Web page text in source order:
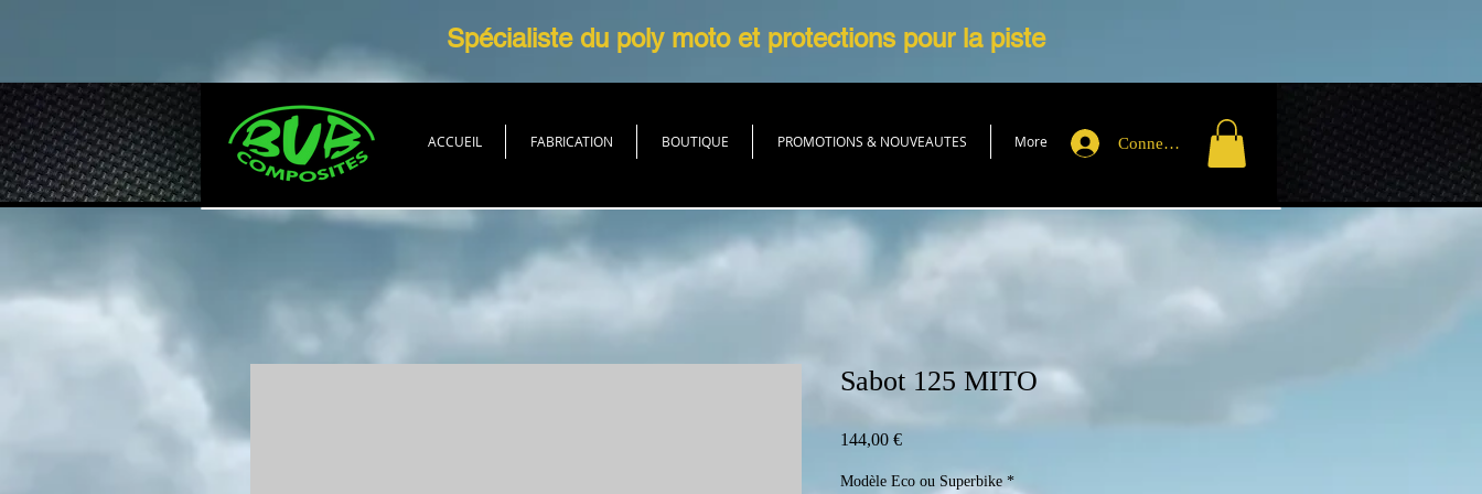
Spécialiste du poly moto et protections pour la piste
ACCUEIL FABRICATION BOUTIQUE PROMOTIONS & NOUVEAUTES More Connexion
Sabot 125 MITO
144,00 €Prix
Modèle Eco ou Superbike *